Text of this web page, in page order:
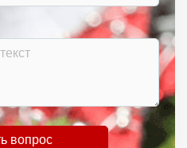
вопрос